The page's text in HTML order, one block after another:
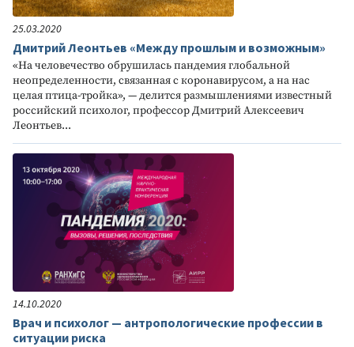
25.03.2020
Дмитрий Леонтьев «Между прошлым и возможным»
«На человечество обрушилась пандемия глобальной
неопределенности, связанная с коронавирусом, а на нас
целая птица-тройка», — делится размышлениями известный
российский психолог, профессор Дмитрий Алексеевич
Леонтьев...
14.10.2020
Врач и психолог — антропологические профессии в
ситуации риска